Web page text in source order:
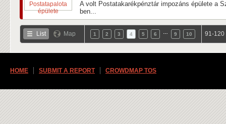
A volt Postatakarékpénztár impozáns épülete a
ben...
List Map 1 2 3 4 5 6 9 10 91-120
HOME SUBMIT A REPORT CROWDMAP TOS